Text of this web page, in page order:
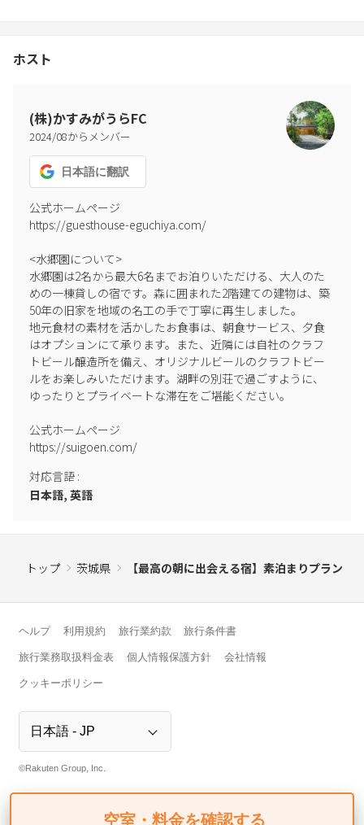
ホスト
(株)かすみがうらFC
2024/08からメンバー
日本語に翻訳
公式ホームページ
https://guesthouse-eguchiya.com/
<水郷園について>
水郷園は2名から最大6名までお泊りいただける、大人のた
めの一棟貸しの宿です。森に囲まれた2階建ての建物は、築
50年の旧家を地域の名工の手で丁寧に再生しました。
地元食材の素材を活かしたお食事は、朝食サービス、夕食
はオプションにて承ります。また、近隣には自社のクラフ
トビール醸造所を備え、オリジナルビールのクラフトビー
ルをお楽しみいただけます。湖畔の別荘で過ごすように、
ゆったりとプライベートな滞在をご堪能ください。
公式ホームページ
https://suigoen.com/
対応言語 :
日本語, 英語
空室・料金を確認する
トップ 茨城県 【最高の朝に出会える宿】素泊まりプラン
ヘルプ 利用規約 旅行業約款 旅行条件書
旅行業務取扱料金表 個人情報保護方針 会社情報
クッキーポリシー
©Rakuten Group, Inc.